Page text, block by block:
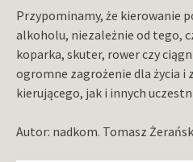
Przypominamy, że kierowanie
alkoholu, niezależnie od tego,
koparka, skuter, rower czy
ogromne zagrożenie dla życia i
kierującego, jak i innych
Autor: nadkom. Tomasz